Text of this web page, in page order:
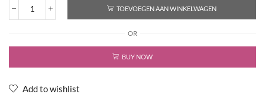
Anti
aantal
TOEVOEGEN AAN WINKELWAGEN
OR
BUY NOW
Add to wishlist